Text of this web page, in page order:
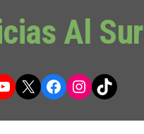
Al Sur
X Facebook
Instagram
TikTok